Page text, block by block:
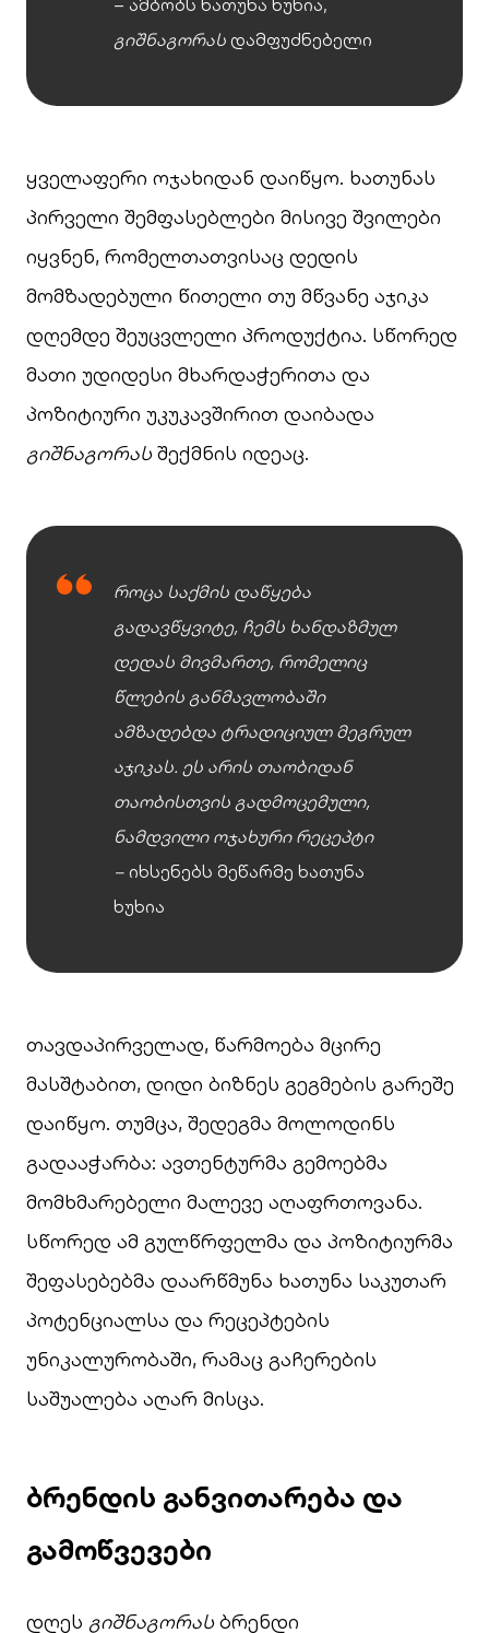
გიშნაგორას დამფუძნებელი
ყველაფერი ოჯახიდან დაიწყო. ხათუნას
პირველი შემფასებლები მისივე შვილები
იყვნენ, რომელთათვისაც დედის
მომზადებული წითელი თუ მწვანე აჯიკა
დღემდე შეუცვლელი პროდუქტია. სწორედ
მათი უდიდესი მხარდაჭერითა და
პოზიტიური უკუკავშირით დაიბადა
გიშნაგორასშექმნის იდეაც.
როცა საქმის დაწყება
გადავწყვიტე, ჩემს ხანდაზმულ
დედას მივმართე, რომელიც
წლების განმავლობაში
ამზადებდა ტრადიციულ მეგრულ
აჯიკას. ეს არის თაობიდან
თაობისთვის გადმოცემული,
ნამდვილი ოჯახური რეცეპტი
– იხსენებს მეწარმე ხათუნა
ხუხია
თავდაპირველად, წარმოება მცირე
მასშტაბით, დიდი ბიზნეს გეგმების გარეშე
დაიწყო. თუმცა, შედეგმა მოლოდინს
გადააჭარბა: ავთენტურმა გემოებმა
მომხმარებელი მალევე აღაფრთოვანა.
სწორედ ამ გულწრფელმა და პოზიტიურმა
შეფასებებმა დაარწმუნა ხათუნა საკუთარ
პოტენციალსა და რეცეპტების
უნიკალურობაში, რამაც გაჩერების
საშუალება აღარ მისცა.
ბრენდის განვითარება და
გამოწვევები
დღეს გიშნაგორასბრენდი